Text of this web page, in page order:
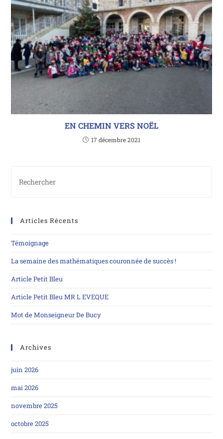
EN CHEMIN VERS NOËL
17 décembre 2021
Articles Récents
Témoignage
La semaine des mathématiques couronnée de succès !
Article Petit Bleu
Article Petit Bleu MR L EVEQUE
Mot de Monseigneur De Bucy
Archives
juin 2026
mai 2026
novembre 2025
octobre 2025